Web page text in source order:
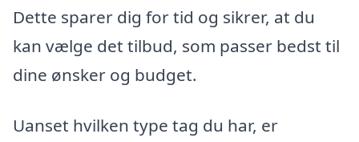
Dette sparer dig for tid og sikrer, at du
kan vælge det tilbud, som passer bedst til
dine ønsker og budget.
Uanset hvilken type tag du har, er